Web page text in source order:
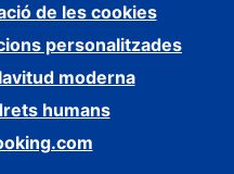
de les cookies
personalitzades
moderna
humans